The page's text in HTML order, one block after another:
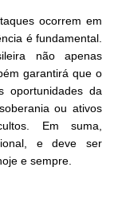
ocorrem em
é fundamental.
não apenas
garantirá que o
oportunidades da
ou ativos
Em suma,
e deve ser
e sempre.